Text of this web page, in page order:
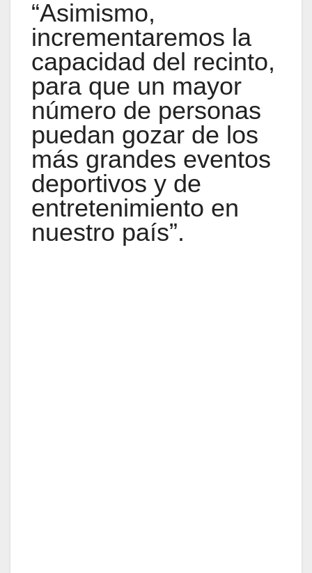
“Asimismo,
incrementaremos la
capacidad del recinto,
para que un mayor
número de personas
puedan gozar de los
más grandes eventos
deportivos y de
entretenimiento en
nuestro país”.